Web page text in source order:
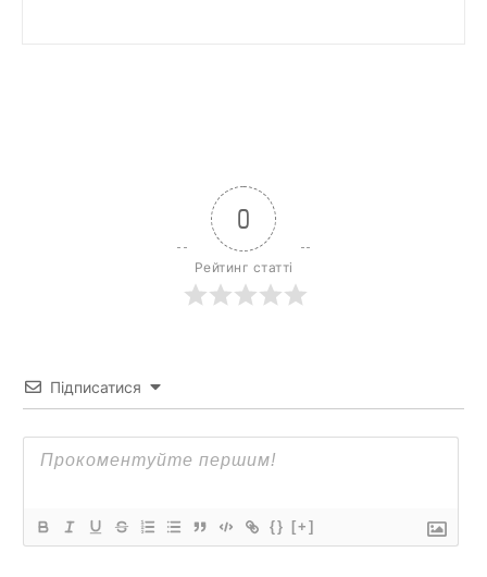
0
Рейтинг статті
Підписатися
{} [+]